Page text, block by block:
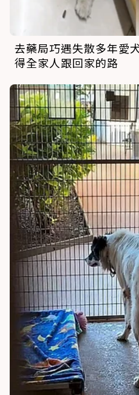
去藥局巧遇失散多年愛
得全家人跟回家的路